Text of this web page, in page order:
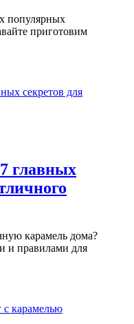
популярных
приготовим
главных
карамель дома?
и правилами для